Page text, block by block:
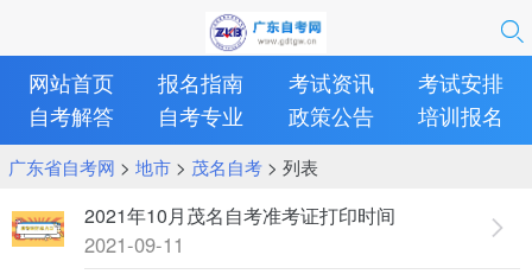
网站首页 报名指南 考试资讯
考试安排
自考解答
自考专业 政策公告 培训报名
广东省自考网 > 地市> 茂名自考> 列表
2021年10月茂名自考准考证打印时间
2021-09-11